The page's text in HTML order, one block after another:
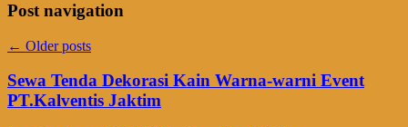
Post navigation
← Older posts
Sewa Tenda Dekorasi Kain Warna-warni Event
PT.Kalventis Jaktim